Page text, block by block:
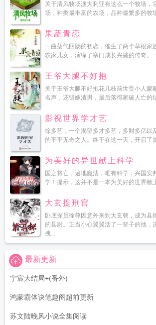
关于清风牧场澳大利亚有这么一个牧场，
场，种类最丰富的农场，品种最繁多的牧
果蔬青恋
一曲荡气回肠的初恋，催生了两个草根家
农家儿女，演绎了寒门成长兴盛的传奇。
王爷大腿不好抱
关于王爷大腿不好抱花几枝前世受小人蒙
名声，还错嫁渣男，最后落得家破人亡的
影视世界学才艺
徐多艺，一个渴望多才多艺，多财多亿以
的平平无奇之人。终于在这一天，开启了
为美好的异世献上科学
国之将亡，遍地魔法，唯有科学，兴国安
学！提示，这并不是一本为美好的世界献
大玄提刑官
卧底探员徐尊因意外来到大玄朝，成为县
的县尉。正当小心翼翼活了一辈子的他，
拽...
最新更新
宁宸大结局+(番外)
鸿蒙霸体诀笔趣阁超前更新
苏文陆晚风小说全集阅读